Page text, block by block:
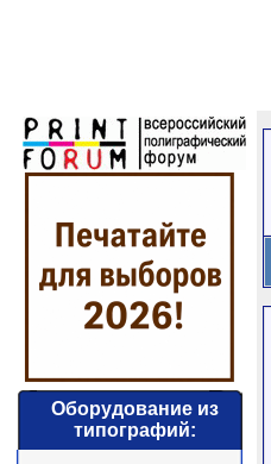
Оборудование из
типографий: